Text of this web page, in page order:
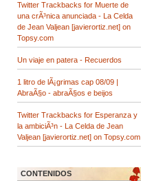
Twitter Trackbacks for Muerte de
una crÃ³nica anunciada - La Celda
de Jean Valjean [javierortiz.net] on
Topsy.com
Un viaje en patera - Recuerdos
1 litro de lÃ¡grimas cap 08/09 |
AbraÃ§o - abraÃ§os e beijos
Twitter Trackbacks for Esperanza y
la ambiciÃ³n - La Celda de Jean
Valjean [javierortiz.net] on Topsy.com
CONTENIDOS